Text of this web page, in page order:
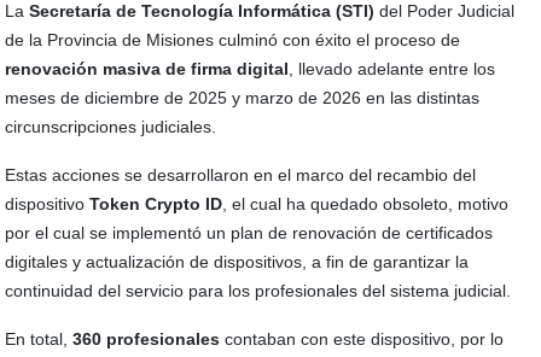
LaSecretaría de Tecnología Informática (STI) del Poder Judicial
de la Provincia de Misiones culminó con éxito el proceso de
renovación masiva de firma digital , llevado adelante entre los
meses de diciembre de 2025 y marzo de 2026 en las distintas
circunscripciones judiciales.
Estas acciones se desarrollaron en el marco del recambio del
dispositivoToken Crypto ID , el cual ha quedado obsoleto, motivo
por el cual se implementó un plan de renovación de certificados
digitales y actualización de dispositivos, a fin de garantizar la
continuidad del servicio para los profesionales del sistema judicial.
En total,360 profesionales contaban con este dispositivo, por lo